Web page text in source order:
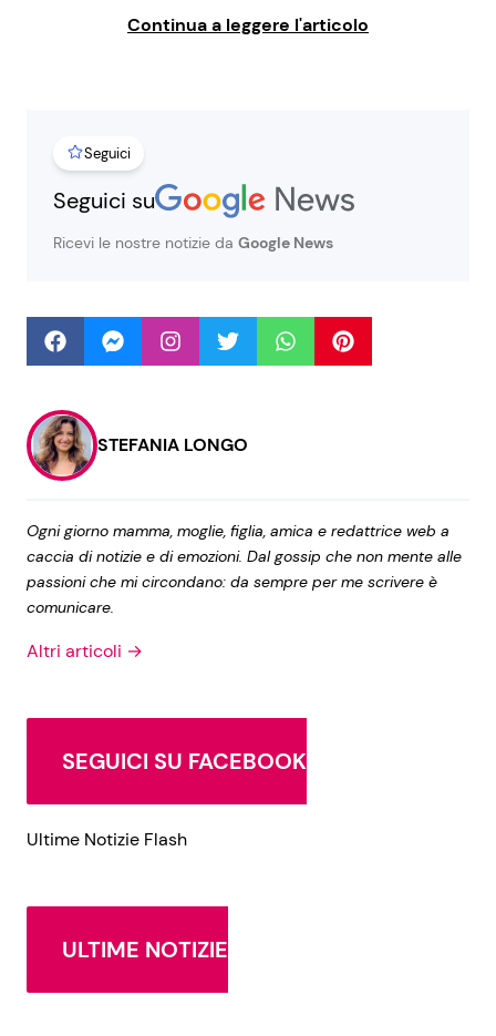
Ricette per Bambini
Info
Disclaimer e Privacy
Redazione
Contattaci
Pubblicità
Continua a leggere l'articolo
Seguici
Seguici su
Ricevi le nostre notizie da Google News
STEFANIA LONGO
Ogni giorno mamma, moglie, figlia, amica e redattrice web a
caccia di notizie e di emozioni. Dal gossip che non mente alle
passioni che mi circondano: da sempre per me scrivere è
comunicare.
Altri articoli →
SEGUICI SU FACEBOOK
Ultime Notizie Flash
ULTIME NOTIZIE